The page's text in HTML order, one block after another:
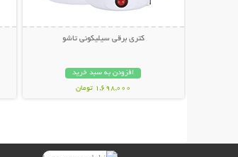
کتری برقی سیلیکونی تاشو
افزودن به سبد خرید
1,698,000 تومان